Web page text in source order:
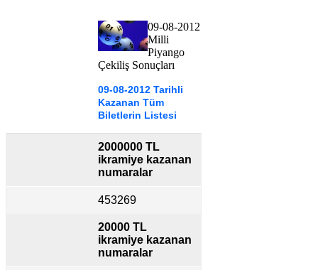
09-08-2012
Milli
Piyango
Çekiliş Sonuçları
09-08-2012 Tarihli
Kazanan Tüm
Biletlerin Listesi
2000000 TL
ikramiye kazanan
numaralar
453269
20000 TL
ikramiye kazanan
numaralar